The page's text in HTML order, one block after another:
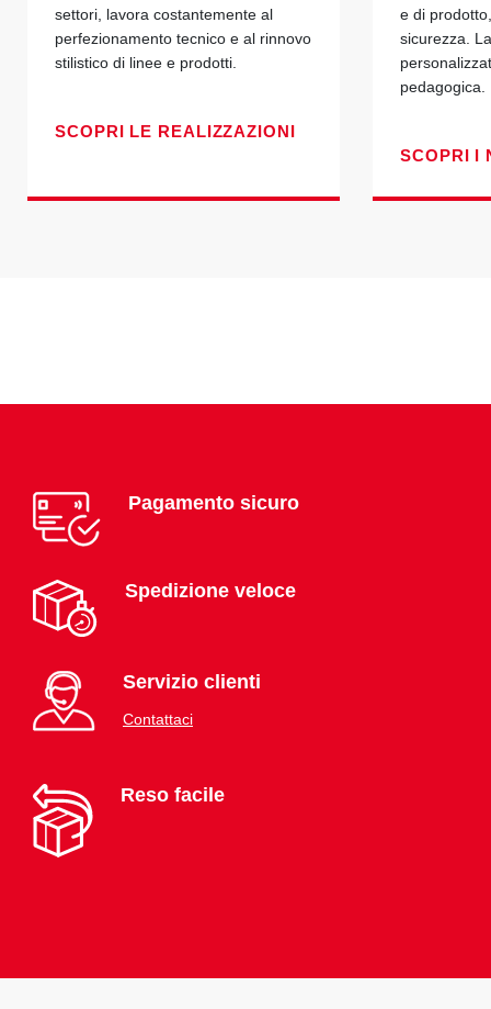
settori, lavora costantemente al
perfezionamento tecnico e al rinnovo
stilistico di linee e prodotti.
SCOPRI LE REALIZZAZIONI
e di
sicurezza.
pedagogica.
SCOPRI I
Pagamento sicuro
Spedizione veloce
Servizio clienti
Contattaci
Reso facile